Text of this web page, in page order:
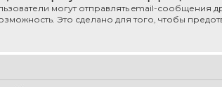
могут отправлять email-
Это сделано для того, чтобы